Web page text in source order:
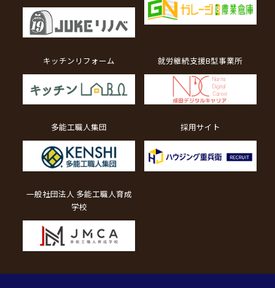
キッチンリフォーム 就労継続支援B型事業所
多能工職人集団 採用サイト
一般社団法人 多能工職人育成
学校